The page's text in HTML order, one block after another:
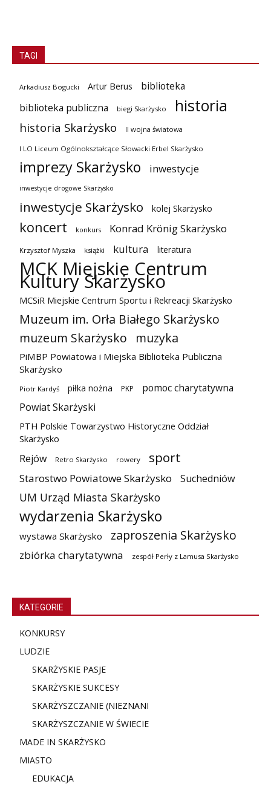
TAGI
Arkadiusz Bogucki Artur Berus
biblioteka
biblioteka publiczna
biegi Skarżysko historia
historia Skarżysko II wojna światowa
I LO Liceum Ogólnokształcące Słowacki Erbel Skarżysko
imprezy Skarżysko inwestycje
inwestycje drogowe Skarżysko
inwestycje Skarżysko kolej Skarżysko
koncert konkurs Konrad Krönig Skarżysko
Krzysztof Myszka książki kultura literatura
MCK Miejskie Centrum
Kultury Skarżysko
MCSiR Miejskie Centrum Sportu i Rekreacji Skarżysko
Muzeum im. Orła Białego Skarżysko
muzeum Skarżysko
muzyka
PiMBP Powiatowa i Miejska Biblioteka Publiczna
Skarżysko
Piotr Kardyś piłka nożna PKP
pomoc charytatywna
Powiat Skarżyski
PTH Polskie Towarzystwo Historyczne Oddział
Skarżysko
Rejów Retro Skarżysko rowery sport
Starostwo Powiatowe Skarżysko Suchedniów
UM Urząd Miasta Skarżysko
wydarzenia Skarżysko
wystawa Skarżysko zaproszenia Skarżysko
zbiórka charytatywna zespół Perły z Lamusa Skarżysko
KATEGORIE
KONKURSY
LUDZIE
SKARŻYSKIE PASJE
SKARŻYSKIE SUKCESY
SKARŻYSZCZANIE (NIEZNANI
SKARŻYSZCZANIE W ŚWIECIE
MADE IN SKARŻYSKO
MIASTO
EDUKACJA